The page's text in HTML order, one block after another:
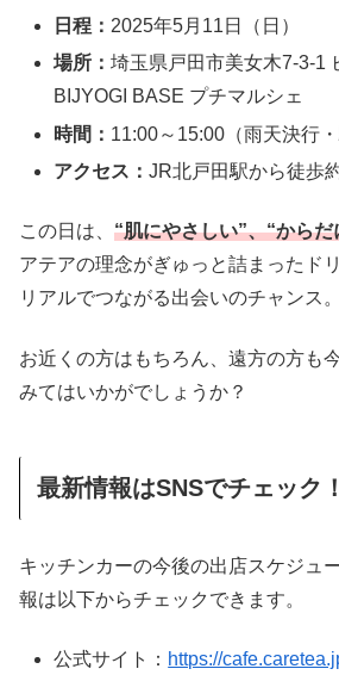
日程： 2025年5月11日（日）
場所：埼玉県戸田市美女木7-3-1
BIJYOGI BASE プチマルシェ
時間： 11:00～15:00（雨天決行・
アクセス：JR北戸田駅から徒歩
この日は、 “肌にやさしい”、“からだ
アテアの理念がぎゅっと詰まったド
リアルでつながる出会いのチャンス。
お近くの方はもちろん、遠方の方も
みてはいかがでしょうか？
最新情報はSNSでチェック！
キッチンカーの今後の出店スケジュ
報は以下からチェックできます。
公式サイト： https://